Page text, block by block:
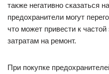
также негативно сказаться
предохранители могут
что может привести к
затратам на ремонт.
При покупке